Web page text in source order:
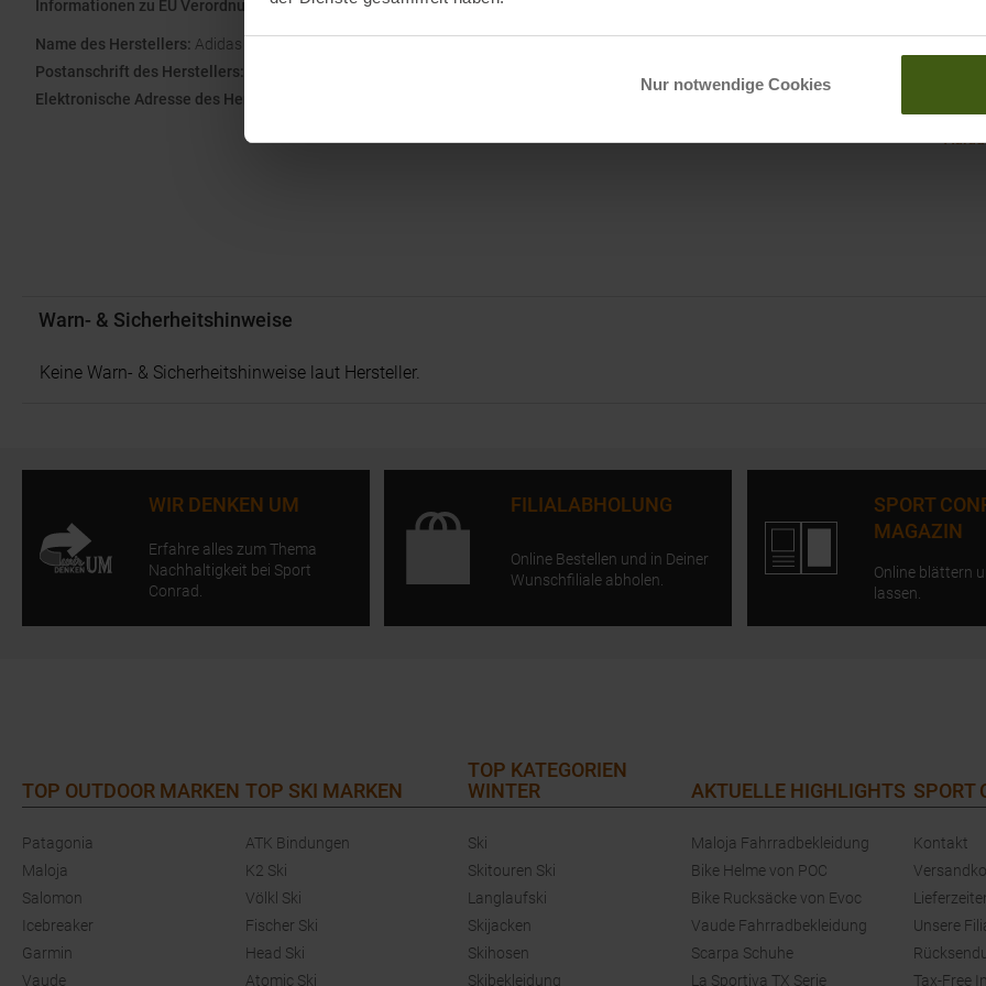
Nur notwendige Cookies
Informationen zu EU Verordnung GPSR
Name des Herstellers: Adidas AG
Postanschrift des Herstellers:
Elektronische Adresse des Herstellers:
Warn- & Sicherheitshinweise
Keine Warn- & Sicherheitshinweise laut Hersteller.
WIR DENKEN UM
Erfahre alles zum Thema
Nachhaltigkeit bei Sport
Conrad.
FILIALABHOLUNG
Online Bestellen und in Deiner
Wunschfiliale abholen.
SPORT
MAGAZIN
Online blättern
lassen.
TOP OUTDOOR MARKEN
Patagonia
Maloja
Salomon
Icebreaker
Garmin
Vaude
TOP SKI MARKEN
ATK Bindungen
K2 Ski
Völkl Ski
Fischer Ski
Head Ski
Atomic Ski
TOP KATEGORIEN
WINTER
Ski
Skitouren Ski
Langlaufski
Skijacken
Skihosen
Skibekleidung
AKTUELLE HIGHLIGHTS
Maloja Fahrradbekleidung
Bike Helme von POC
Bike Rucksäcke von Evoc
Vaude Fahrradbekleidung
Scarpa Schuhe
La Sportiva TX Serie
SPORT
Kontakt
Unsere
Tax-Free